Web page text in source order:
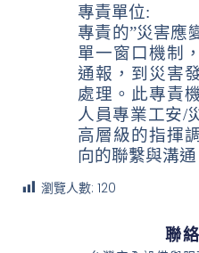
專責單位:
專責的”災害應
單一窗口機制
通報，到災害
處理。此專責
人員專業工安/
高層級的指揮
向的聯繫與溝通
瀏覽人數: 120
聯